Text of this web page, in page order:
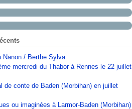
Nanon / Berthe Sylva
mercredi du Thabor à Rennes le 22 juillet
de conte de Baden (Morbihan) en juillet
ou imaginées à Larmor-Baden (Morbihan)